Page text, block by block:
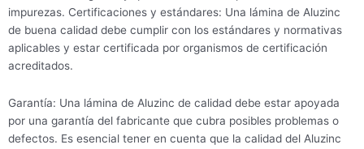
impurezas. Certificaciones y estándares: Una lámina de Aluzinc
de buena calidad debe cumplir con los estándares y normativas
aplicables y estar certificada por organismos de certificación
acreditados.
Garantía: Una lámina de Aluzinc de calidad debe estar apoyada
por una garantía del fabricante que cubra posibles problemas o
defectos. Es esencial tener en cuenta que la calidad del Aluzinc